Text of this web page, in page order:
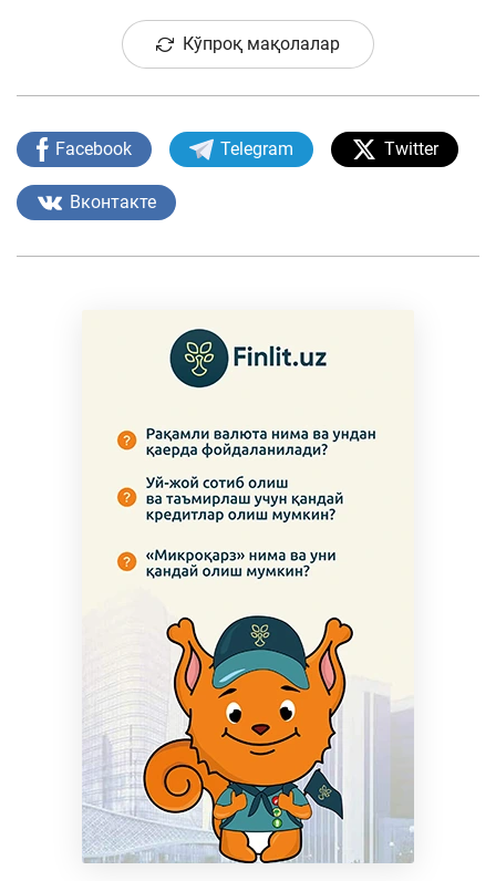
Кўпроқ мақолалар
Facebook Telegram Twitter
Вконтакте